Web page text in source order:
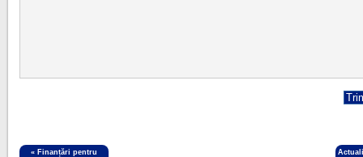
« Finanțări pentru